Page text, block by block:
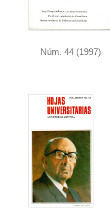
Núm. 44 (1997)